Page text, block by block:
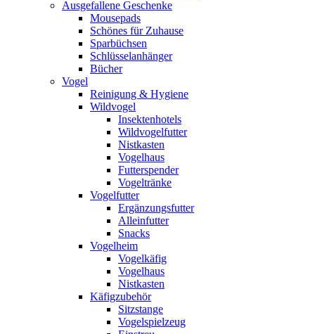
Ausgefallene Geschenke
Mousepads
Schönes für Zuhause
Sparbüchsen
Schlüsselanhänger
Bücher
Vogel
Reinigung & Hygiene
Wildvogel
Insektenhotels
Wildvogelfutter
Nistkasten
Vogelhaus
Futterspender
Vogeltränke
Vogelfutter
Ergänzungsfutter
Alleinfutter
Snacks
Vogelheim
Vogelkäfig
Vogelhaus
Nistkasten
Käfigzubehör
Sitzstange
Vogelspielzeug